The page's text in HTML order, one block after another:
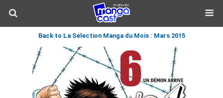
Back to La Sélection Manga du Mois : Mars 2015